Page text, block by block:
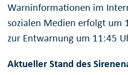
Warninformationen im
sozialen Medien erfolgt um
zur Entwarnung um 11:45
Aktueller Stand des